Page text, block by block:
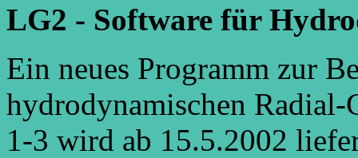
LG2 - Software für
Ein neues Programm zur
hydrodynamischen
1-3 wird ab 15.5.2002